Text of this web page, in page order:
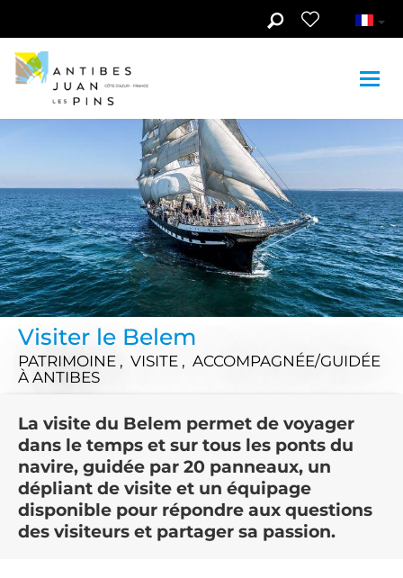
Visiter le Belem
PATRIMOINE , VISITE , ACCOMPAGNÉE/GUIDÉE
À ANTIBES
La visite du Belem permet de voyager
dans le temps et sur tous les ponts du
navire, guidée par 20 panneaux, un
dépliant de visite et un équipage
disponible pour répondre aux questions
des visiteurs et partager sa passion.